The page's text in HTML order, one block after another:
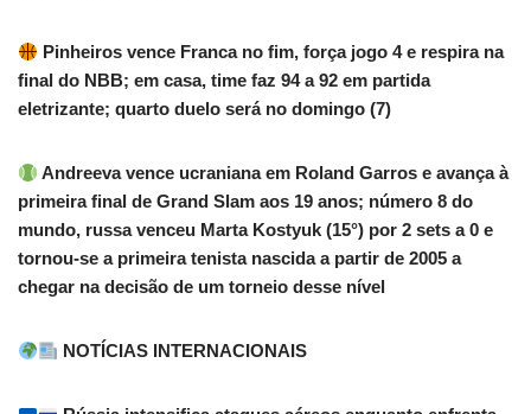
Pinheiros vence Franca no fim, força jogo 4 e respira na
final do NBB; em casa, time faz 94 a 92 em partida
eletrizante; quarto duelo será no domingo (7)
Andreeva vence ucraniana em Roland Garros e avança à
primeira final de Grand Slam aos 19 anos; número 8 do
mundo, russa venceu Marta Kostyuk (15°) por 2 sets a 0 e
tornou-se a primeira tenista nascida a partir de 2005 a
chegar na decisão de um torneio desse nível
NOTÍCIAS INTERNACIONAIS